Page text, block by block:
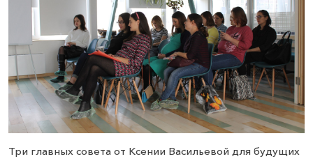
Три главных совета от Ксении Васильевой для будущих